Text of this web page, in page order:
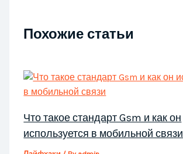
Похожие статьи
Что такое стандарт Gsm и как он
используется в мобильной связи